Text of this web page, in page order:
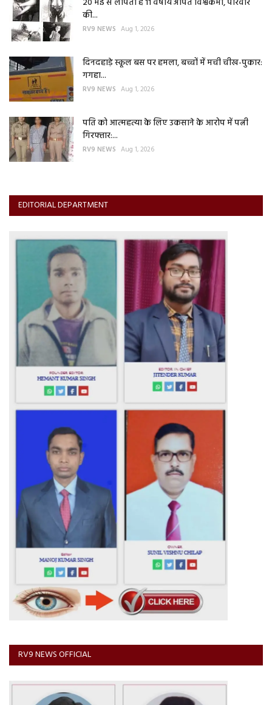
20 मई से लापता है 11 वर्षीय अर्पित विश्वकर्मा, परिवार
की...
RV9 NEWS Aug 1, 2026
दिनदहाड़े स्कूल बस पर हमला, बच्चों में मची चीख-पुकार:
गगहा...
RV9 NEWS Aug 1, 2026
पति को आत्महत्या के लिए उकसाने के आरोप में पत्नी
गिरफ्तार:...
RV9 NEWS Aug 1, 2026
EDITORIAL DEPARTMENT
RV9 NEWS OFFICIAL